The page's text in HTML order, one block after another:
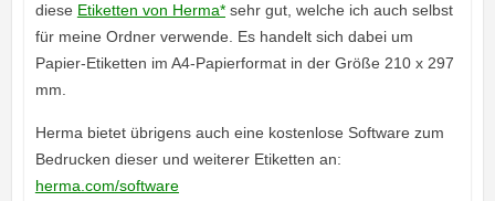
diese Etiketten von Herma*sehr gut, welche ich auch selbst
für meine Ordner verwende. Es handelt sich dabei um
Papier-Etiketten im A4-Papierformat in der Größe 210 x 297
mm.
Herma bietet übrigens auch eine kostenlose Software zum
Bedrucken dieser und weiterer Etiketten an:
herma.com/software